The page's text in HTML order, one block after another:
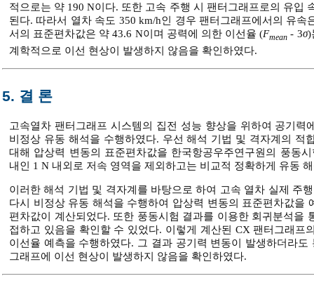
적으로는 약 190 N이다. 또한 고속 주행 시 팬터그래프로의 유입
된다. 따라서 열차 속도 350 km/h인 경우 팬터그래프에서의 유
서의 표준편차값은 약 43.6 N이며 공력에 의한 이선율 (Fmean - 3σ)
계학적으로 이선 현상이 발생하지 않음을 확인하였다.
5. 결 론
고속열차 팬터그래프 시스템의 집전 성능 향상을 위하여 공기
비정상 유동 해석을 수행하였다. 우선 해석 기법 및 격자계의 적
대해 압상력 변동의 표준편차값을 한국항공우주연구원의 풍동
내인 1 N 내외로 저속 영역을 제외하고는 비교적 정확하게 유동
이러한 해석 기법 및 격자계를 바탕으로 하여 고속 열차 실제 주
다시 비정상 유동 해석을 수행하여 압상력 변동의 표준편차값을
편차값이 계산되었다. 또한 풍동시험 결과를 이용한 회귀분석을
접하고 있음을 확인할 수 있었다. 이렇게 계산된 CX 팬터그래
이선율 예측을 수행하였다. 그 결과 공기력 변동이 발생하더라
그래프에 이선 현상이 발생하지 않음을 확인하였다.